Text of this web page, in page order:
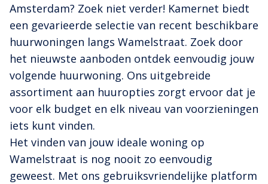
Amsterdam? Zoek niet verder! Kamernet biedt
een gevarieerde selectie van recent beschikbare
huurwoningen langs Wamelstraat. Zoek door
het nieuwste aanboden ontdek eenvoudig jouw
volgende huurwoning. Ons uitgebreide
assortiment aan huuropties zorgt ervoor dat je
voor elk budget en elk niveau van voorzieningen
iets kunt vinden.
Het vinden van jouw ideale woning op
Wamelstraat is nog nooit zo eenvoudig
geweest. Met ons gebruiksvriendelijke platform